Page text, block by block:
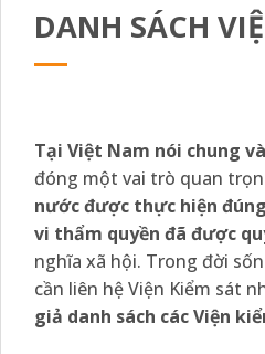
DANH SÁCH
Tại Việt Nam nói chung
đóng một vai trò quan
nước được thực hiện
vi thẩm quyền đã được
nghĩa xã hội. Trong đời
cần liên hệ Viện Kiểm sát
giả danh sách các Viện